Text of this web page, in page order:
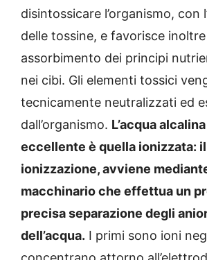
disintossicare l’organismo, con
delle tossine, e favorisce
assorbimento dei principi
nei cibi. Gli elementi tossici
tecnicamente neutralizzati ed
dall’organismo. L’acqua
eccellente è quella ionizzata:
ionizzazione, avviene
macchinario che effettua un
precisa separazione degli
dell’acqua. I primi sono ioni